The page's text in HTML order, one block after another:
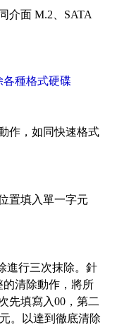
介面 M.2、SATA
種格式硬碟
作，如同快速格式
置填入單一字元
進行三次抹除。針
清除動作，將所
先填寫入00，第二
。以達到徹底清除